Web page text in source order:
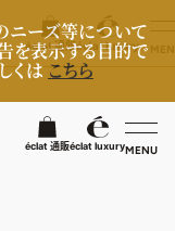
ニーズ等について
を表示する目的で
くはこちら
éclat 通販éclat luxuryMENU検
éclat 通販éclat luxury